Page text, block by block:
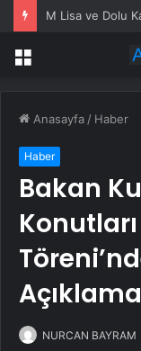
M Lisa ve Dolu
Menü
Anasayfa / Haber
Haber
Bakan
NURCAN BAYRAM